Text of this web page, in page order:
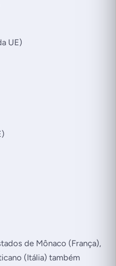
UE)
de Mônaco (França),
(Itália) também